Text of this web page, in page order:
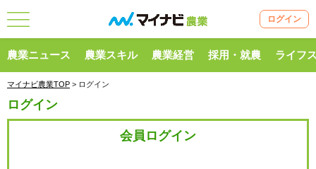
ログイン
農業ニュース 農業スキル 農業経営 採用・就農 ライフ
マイナビ農業TOP > ログイン
ログイン
会員ログイン